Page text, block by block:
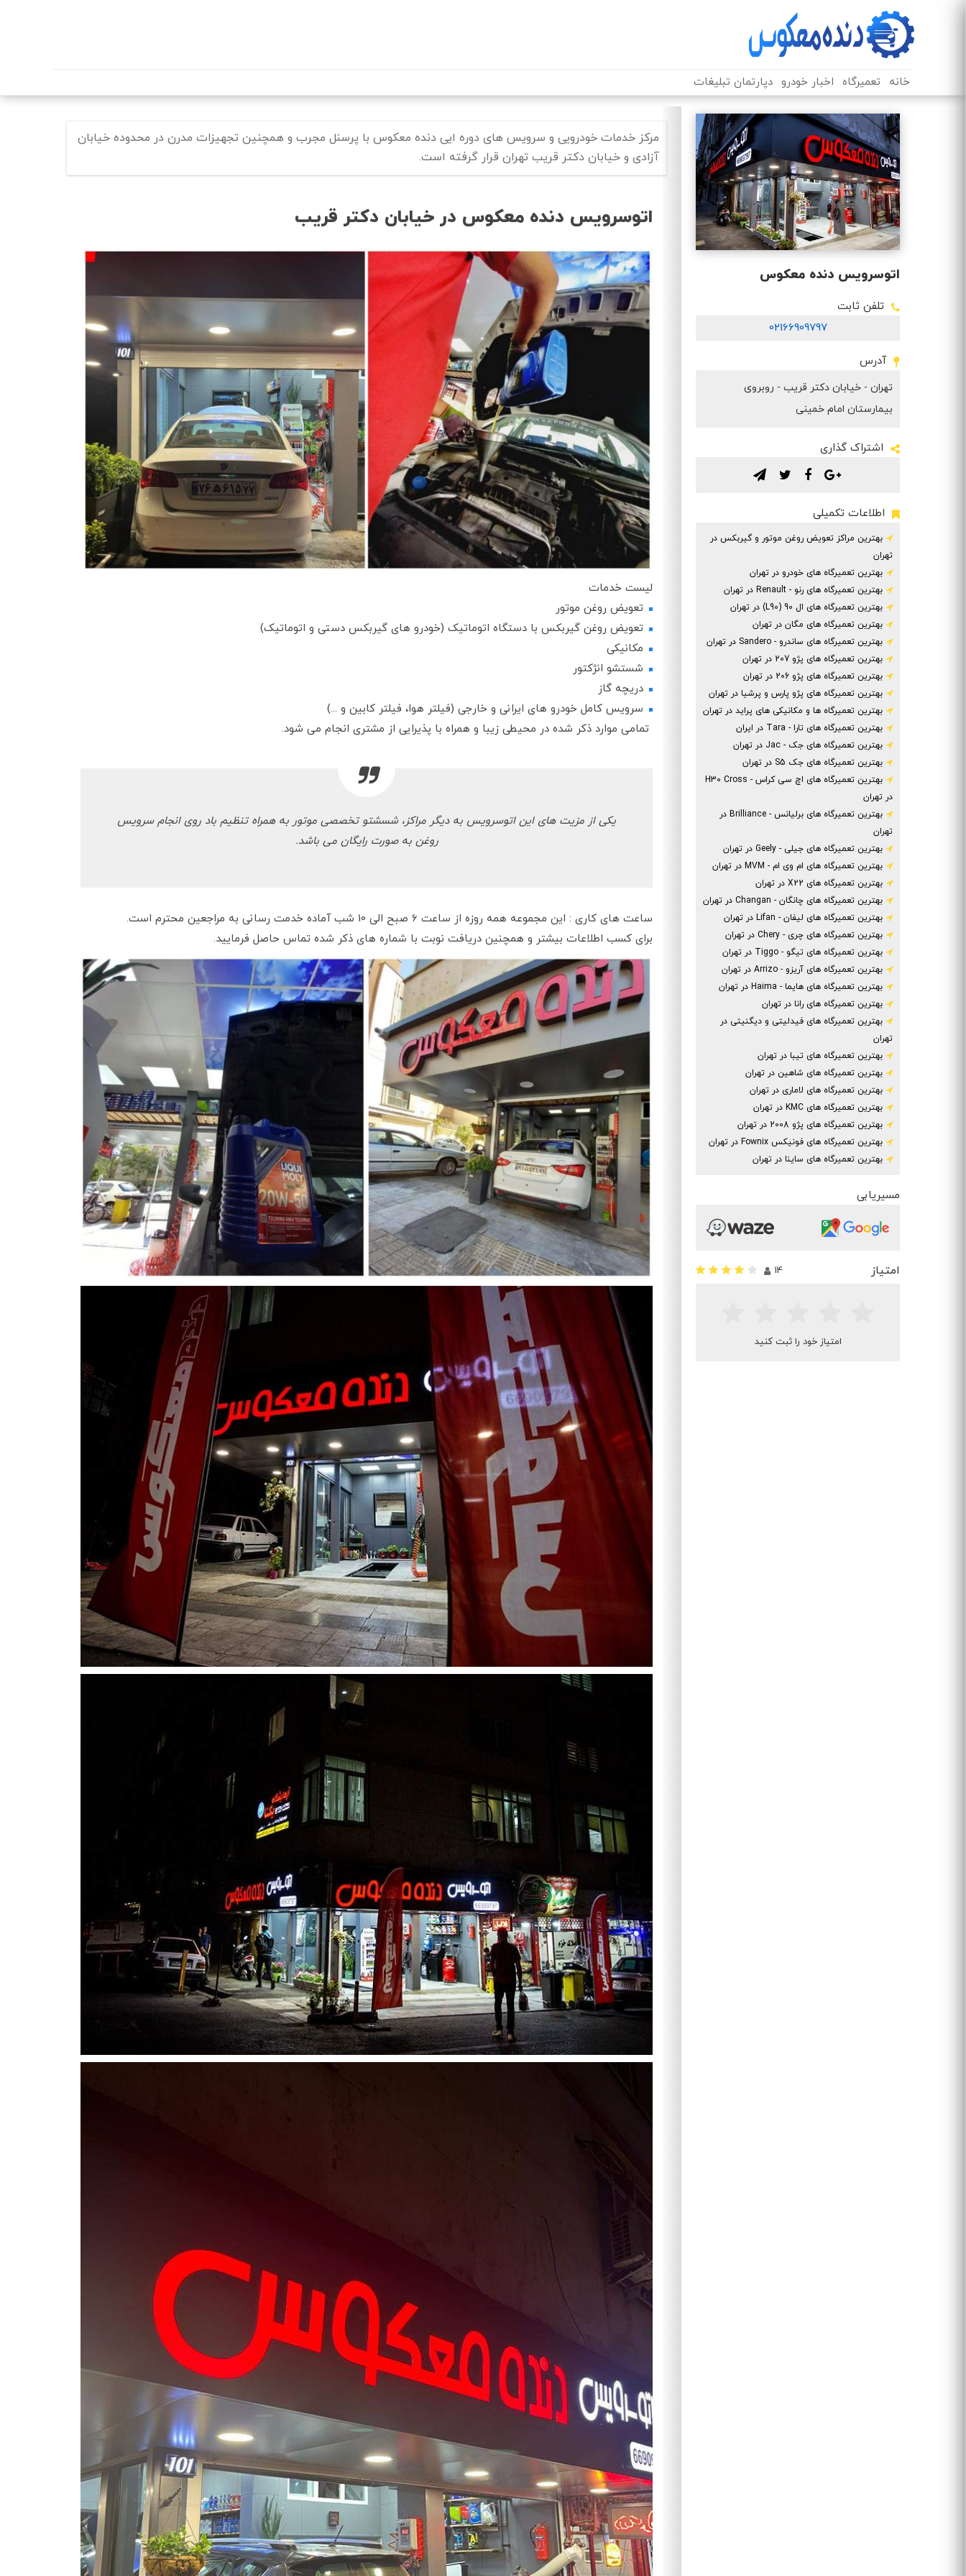
خانه
تعمیرگاه اخبار خودرو دپارتمان تبلیغات
اتوسرویس دنده معکوس
تلفن ثابت
02166909797
آدرس
تهران - خیابان دکتر قریب - روبروی
بیمارستان امام خمینی
اشتراک گذاری
. . .
اطلاعات تکمیلی
بهترین مراکز تعویض روغن موتور و گیربکس در
تهران
بهترین تعمیرگاه های خودرو در تهران
بهترین تعمیرگاه های رنو - Renault در تهران
بهترین تعمیرگاه های ال 90 (L90) در تهران
بهترین تعمیرگاه های مگان در تهران
بهترین تعمیرگاه های ساندرو - Sandero در تهران
بهترین تعمیرگاه های پژو 207 در تهران
بهترین تعمیرگاه های پژو 206 در تهران
بهترین تعمیرگاه های پژو پارس و پرشیا در تهران
بهترین تعمیرگاه ها و مکانیکی های پراید در تهران
بهترین تعمیرگاه های تارا - Tara در ایران
بهترین تعمیرگاه های جک - Jac در تهران
بهترین تعمیرگاه های جک S5 در تهران
بهترین تعمیرگاه های اچ سی کراس - H30 Cross
در تهران
بهترین تعمیرگاه های برلیانس - Brilliance در
تهران
بهترین تعمیرگاه های جیلی - Geely در تهران
بهترین تعمیرگاه های ام وی ام - MVM در تهران
بهترین تعمیرگاه های X22 در تهران
بهترین تعمیرگاه های چانگان - Changan در تهران
بهترین تعمیرگاه های لیفان - Lifan در تهران
بهترین تعمیرگاه های چری - Chery در تهران
بهترین تعمیرگاه های تیگو - Tiggo در تهران
بهترین تعمیرگاه های آریزو - Arrizo در تهران
بهترین تعمیرگاه های هایما - Haima در تهران
بهترین تعمیرگاه های رانا در تهران
بهترین تعمیرگاه های فیدلیتی و دیگنیتی در
تهران
بهترین تعمیرگاه های تیبا در تهران
بهترین تعمیرگاه های شاهین در تهران
بهترین تعمیرگاه های لاماری در تهران
بهترین تعمیرگاه های KMC در تهران
بهترین تعمیرگاه های پژو 2008 در تهران
بهترین تعمیرگاه های فونیکس Fownix در تهران
بهترین تعمیرگاه های ساینا در تهران
مسیریابی
14 امتیاز
امتیاز خود را ثبت کنید
مرکز خدمات خودرویی و سرویس های دوره ایی دنده معکوس با پرسنل مجرب و همچنین تجهیزات مدرن در محدوده خیابان
آزادی و خیابان دکتر قریب تهران قرار گرفته است.
اتوسرویس دنده معکوس در خیابان دکتر قریب
لیست خدمات
تعویض روغن موتور
تعویض روغن گیربکس با دستگاه اتوماتیک (خودرو های گیربکس دستی و اتوماتیک)
مکانیکی
شستشو انژکتور
دریچه گاز
سرویس کامل خودرو های ایرانی و خارجی (فیلتر هوا، فیلتر کابین و ...)
تمامی موارد ذکر شده در محیطی زیبا و همراه با پذیرایی از مشتری انجام می شود.
یکی از مزیت های این اتوسرویس به دیگر مراکز، شسشتو تخصصی موتور به همراه تنظیم باد روی انجام سرویس
روغن به صورت رایگان می باشد.
ساعت های کاری : این مجموعه همه روزه از ساعت 6 صبح الی 10 شب آماده خدمت رسانی به مراجعین محترم است.
برای کسب اطلاعات بیشتر و همچنین دریافت نوبت با شماره های ذکر شده تماس حاصل فرمایید.